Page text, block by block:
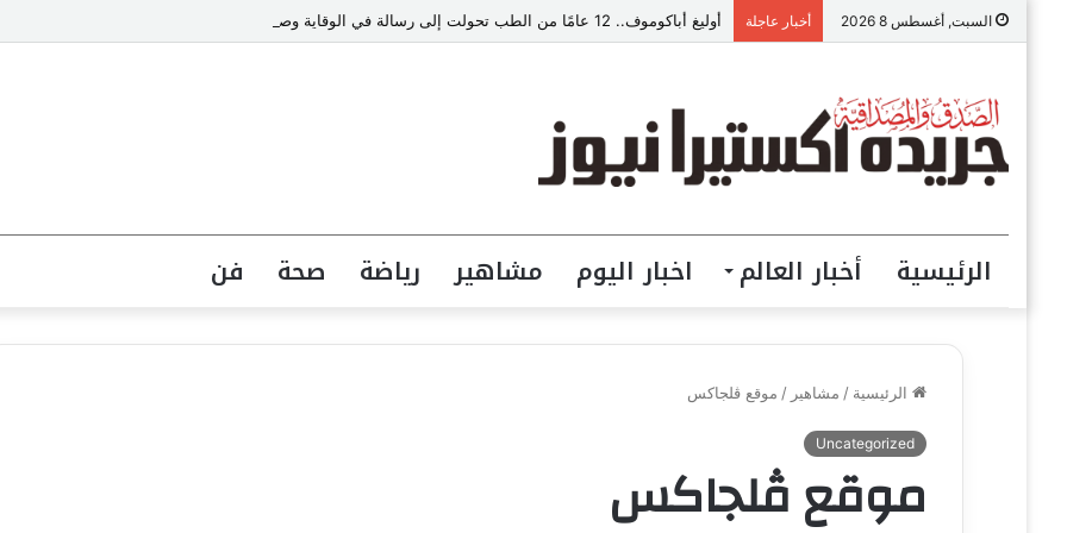
السبت, أغسطس 8 2026 أخبار عاجلة أوليغ أباكوموف.. 12 عامًا من الطب تحولت إلى رسالة في الوقاية وصناعة حياة أكثر صحة
الرئيسية أخبار العالم اخبار اليوم مشاهير رياضة صحة فن
الرئيسية / مشاهير / موقع ڤلجاكس
Uncategorized
موقع ڤلجاكس